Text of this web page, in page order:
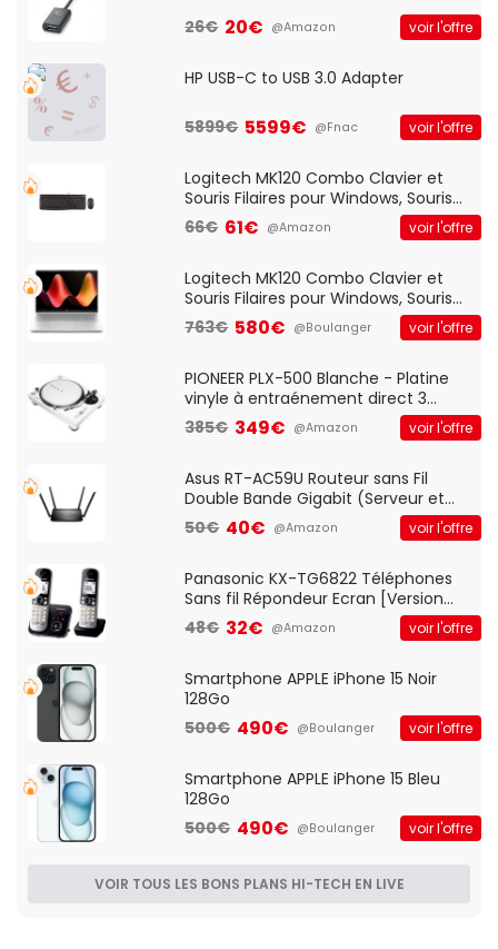
26€ 20€ @Amazon voir l'offre
HP USB-C to USB 3.0 Adapter
5899€ 5599€ @Fnac voir l'offre
Logitech MK120 Combo Clavier et
Souris Filaires pour Windows, Souris
Optique Filaire, Connexion USB Plug
And Play, Confortable, Taille
QWERTY UK - Noir
66€ 61€ @Amazon voir l'offre
Logitech MK120 Combo Clavier et
Souris Filaires pour Windows, Souris
Optique Filaire, Connexion USB Plug
And Play, Confortable, Taille
QWERTY UK - Noir
763€ 580€ @Boulanger voir l'offre
PIONEER PLX-500 Blanche - Platine
vinyle à entraénement direct 3
vitesses (33-45-78 trs/min) avec
pre-ampli intégré et port USB
385€ 349€ @Amazon voir l'offre
Asus RT-AC59U Routeur sans Fil
Double Bande Gigabit (Serveur et
Client VPN, Triple Vlan, Mode Point
d'accès et Bridge, contrôle Parental,
50€ 40€ @Amazon voir l'offre
Panasonic KX-TG6822 Téléphones
Sans fil Répondeur Ecran [Version
Française]
48€ 32€ @Amazon voir l'offre
Smartphone APPLE iPhone 15 Noir
128Go
500€ 490€ @Boulanger voir l'offre
Smartphone APPLE iPhone 15 Bleu
128Go
500€ 490€ @Boulanger voir l'offre
VOIR TOUS LES BONS PLANS HI-TECH EN LIVE